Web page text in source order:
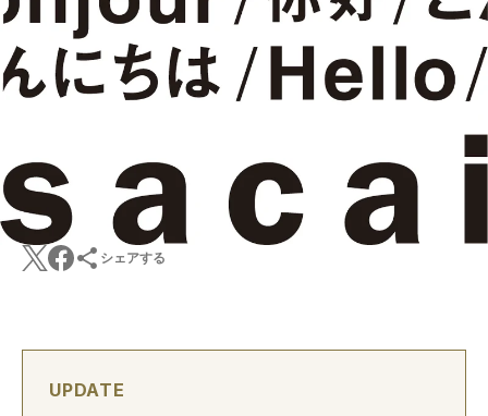
シェアする
UPDATE